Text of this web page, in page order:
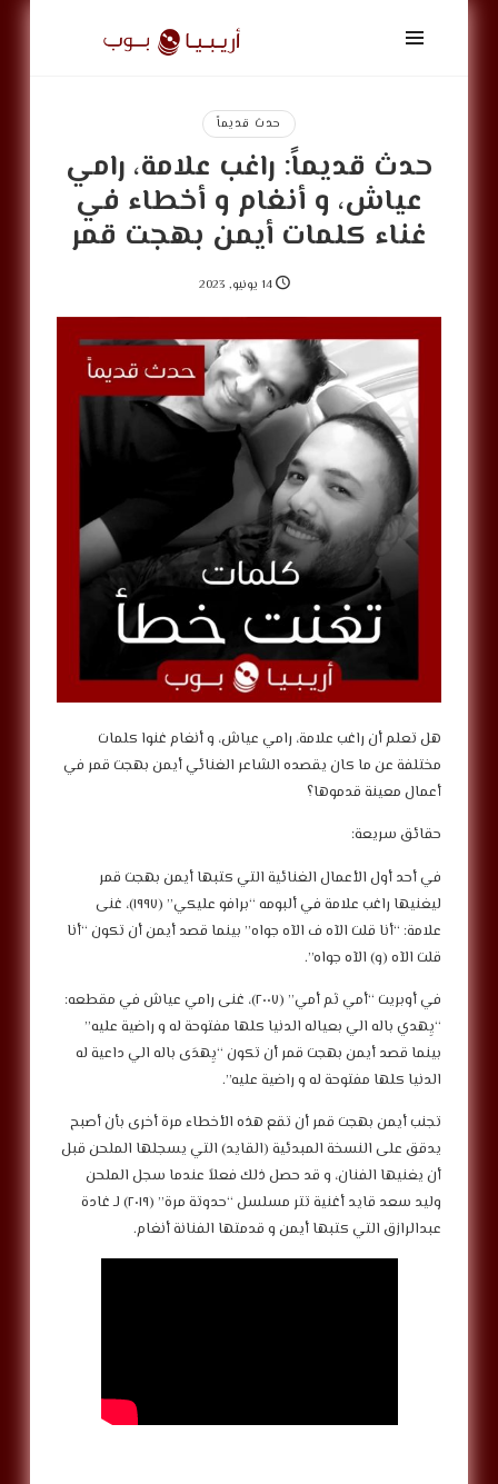
أريبيا
بوب
ArabiaPopحدث قديماً
حدث قديماً: راغب علامة، رامي
عياش، و أنغام و أخطاء في
غناء كلمات أيمن بهجت قمر
14 يونيو, 2023
هل تعلم أن راغب علامة، رامي عياش، و أنغام غنوا كلمات
مختلفة عن ما كان يقصده الشاعر الغنائي أيمن بهجت قمر في
أعمال معينة قدموها؟
حقائق سريعة:
في أحد أول الأعمال الغنائية التي كتبها أيمن بهجت قمر
ليغنيها راغب علامة في ألبومه “برافو عليكي” (١٩٩٧)، غنى
علامة: “أنا قلت الآه ف الآه جواه” بينما قصد أيمن أن تكون “أنا
قلت الآه (و) الآه جواه”.
في أوبريت “أمي ثم أمي” (٢٠٠٧)، غنى رامي عياش في مقطعه:
“يِهدي باله الي بعياله الدنيا كلها مفتوحة له و راضية عليه”
بينما قصد أيمن بهجت قمر أن تكون “يِهدَى باله الي داعية له
الدنيا كلها مفتوحة له و راضية عليه”.
تجنب أيمن بهجت قمر أن تقع هذه الأخطاء مرة أخرى بأن أصبح
يدقق على النسخة المبدئية (القايد) التي يسجلها الملحن قبل
أن يغنيها الفنان، و قد حصل ذلك فعلاً عندما سجل الملحن
وليد سعد قايد أغنية تتر مسلسل “حدوتة مرة” (٢٠١٩) لـ غادة
عبدالرازق التي كتبها أيمن و قدمتها الفنانة أنغام.